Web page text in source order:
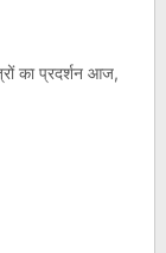
का प्रदर्शन आज,